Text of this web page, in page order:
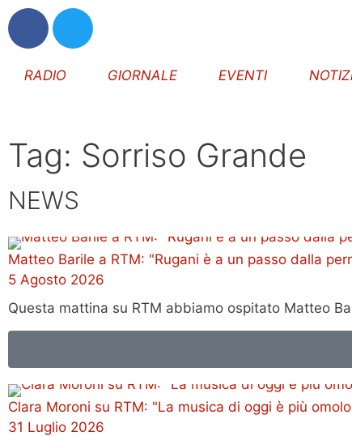
RADIO GIORNALE EVENTI
Tag: Sorriso Grande
NEWS
Matteo Barile a RTM: "Rugani è a un passo dalla
5 Agosto 2026
Questa mattina su RTM abbiamo ospitato Matteo
Clara Moroni su RTM: "La musica di oggi è più
31 Luglio 2026